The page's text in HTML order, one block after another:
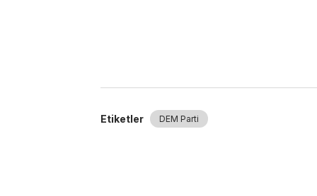
Etiketler DEM Parti